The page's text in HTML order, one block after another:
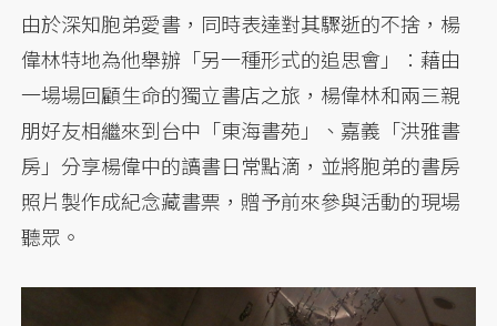
由於深知胞弟愛書，同時表達對其驟逝的不捨，楊
偉林特地為他舉辦「另一種形式的追思會」：藉由
一場場回顧生命的獨立書店之旅，楊偉林和兩三親
朋好友相繼來到台中「東海書苑」、嘉義「洪雅書
房」分享楊偉中的讀書日常點滴，並將胞弟的書房
照片製作成紀念藏書票，贈予前來參與活動的現場
聽眾。